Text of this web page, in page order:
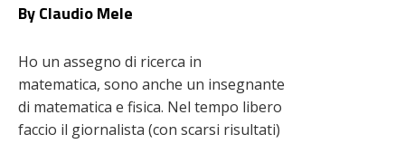
By Claudio Mele
Ho un assegno di ricerca in
matematica, sono anche un insegnante
di matematica e fisica. Nel tempo libero
faccio il giornalista (con scarsi risultati)